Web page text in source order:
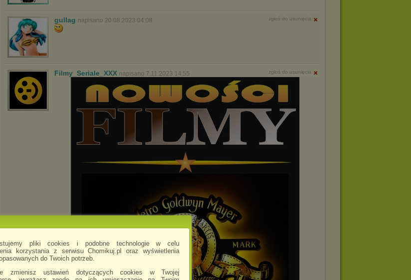
pliki cookies i podobne technologie w celu
korzystania z serwisu Chomikuj.pl oraz wyświetlenia
do Twoich potrzeb.
zmienisz ustawień dotyczących cookies w Twojej
gullag napisano 20.08.2023 04:08 zgłoś do usunięcia
Filmy_Seriale_XXX napisano 7.11.2023 14:55 zgłoś do usunięcia